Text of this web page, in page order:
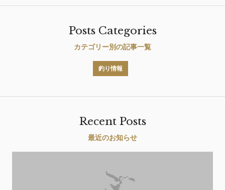
Posts Categories
カテゴリー別の記事一覧
釣り情報
Recent Posts
最近のお知らせ